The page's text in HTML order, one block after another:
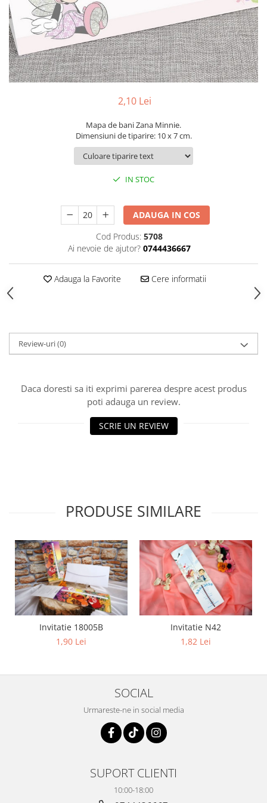
Pachete marturii
Pungi si cutii prajituri
Sticle si borcane
Cutii flori de hartie
Cutii flori de sapun
Cutii flori mixte
Cutii LUX
Aranjamente tematice
2020 Craciun si Anul Nou
Toamna și Halloween
Buchete extravagante
HOME & OFFICE Deco
2,10 Lei
Mapa de bani Zana Minnie.
Dimensiuni de tiparire: 10 x 7 cm.
IN STOC
ADAUGA IN COS
Cod Produs: 5708
Ai nevoie de ajutor? 0744436667
Adauga la Favorite Cere informatii
Review-uri(0)
Daca doresti sa iti exprimi parerea despre acest produs
poti adauga un review.
SCRIE UN REVIEW
PRODUSE SIMILARE
Invitatie 18005B
1,90 Lei
Invitatie N42
1,82 Lei
SOCIAL
Urmareste-ne in social media
SUPORT CLIENTI
10:00-18:00